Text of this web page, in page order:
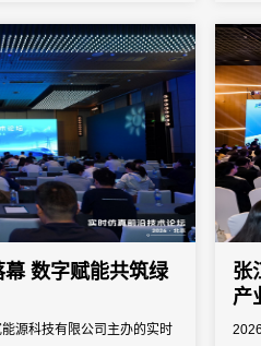
数字赋能共筑绿
源科技有限公司主办的实时
张
产